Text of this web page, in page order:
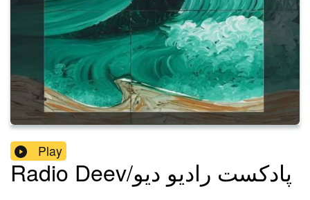
Play
Radio Deev/پادکست رادیو دیو